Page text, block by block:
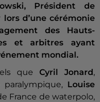
Président de
d’une cérémonie
des Hauts-
et arbitres ayant
mondial.
que Cyril Jonard,
Louise
France de waterpolo,